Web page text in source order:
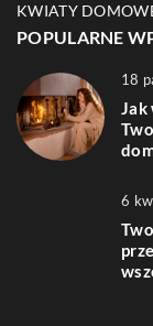
KWIATY
POPULARNE
18
Jak
6